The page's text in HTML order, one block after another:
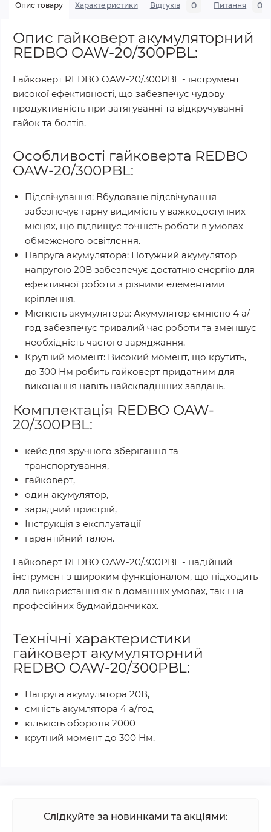
Опис товару Характеристики Відгуків 0 Питання 0
Опис гайковерт акумуляторний
REDBO OAW-20/300PBL:
Гайковерт REDBO OAW-20/300PBL - інструмент
високої ефективності, що забезпечує чудову
продуктивність при затягуванні та відкручуванні
гайок та болтів.
Особливості гайковерта REDBO
OAW-20/300PBL:
Підсвічування: Вбудоване підсвічування
забезпечує гарну видимість у важкодоступних
місцях, що підвищує точність роботи в умовах
обмеженого освітлення.
Напруга акумулятора: Потужний акумулятор
напругою 20В забезпечує достатню енергію для
ефективної роботи з різними елементами
кріплення.
Місткість акумулятора: Акумулятор ємністю 4 а/
год забезпечує тривалий час роботи та зменшує
необхідність частого заряджання.
Крутний момент: Високий момент, що крутить,
до 300 Нм робить гайковерт придатним для
виконання навіть найскладніших завдань.
Комплектація REDBO OAW-
20/300PBL:
кейс для зручного зберігання та
транспортування,
гайковерт,
один акумулятор,
зарядний пристрій,
Інструкція з експлуатації
гарантійний талон.
Гайковерт REDBO OAW-20/300PBL - надійний
інструмент з широким функціоналом, що підходить
для використання як в домашніх умовах, так і на
професійних будмайданчиках.
Технічні характеристики
гайковерт акумуляторний
REDBO OAW-20/300PBL:
Напруга акумулятора 20В,
ємність акумлятора 4 а/год
кількість оборотів 2000
крутний момент до 300 Нм.
Слідкуйте за новинками та акціями: